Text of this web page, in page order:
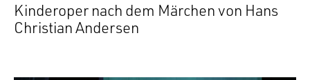
Kinderoper nach dem Märchen von Hans
Christian Andersen